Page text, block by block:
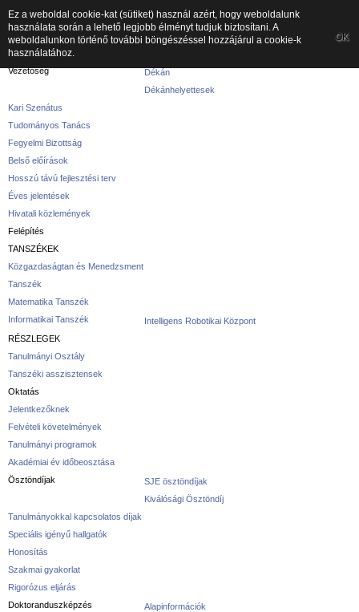
A kar
A karról
Vezetőség
Dékán
Dékánhelyettesek
Kari Szenátus
Tudományos Tanács
Fegyelmi Bizottság
Belső előírások
Hosszú távú fejlesztési terv
Éves jelentések
Hivatali közlemények
Felépítés
TANSZÉKEK
Közgazdaságtan és Menedzsment
Tanszék
Matematika Tanszék
Informatikai Tanszék
Intelligens Robotikai Központ
RÉSZLEGEK
Tanulmányi Osztály
Tanszéki asszisztensek
Oktatás
Jelentkezőknek
Felvételi követelmények
Tanulmányi programok
Akadémiai év időbeosztása
Ösztöndíjak
SJE ösztöndíjak
Kiválósági Ösztöndíj
Tanulmányokkal kapcsolatos díjak
Speciális igényű hallgatók
Honosítás
Szakmai gyakorlat
Rigorózus eljárás
Doktoranduszképzés
Alapinformációk
Ez a weboldal cookie-kat (sütiket) használ azért, hogy weboldalunk
használata során a lehető legjobb élményt tudjuk biztosítani. A
weboldalunkon történő további böngészéssel hozzájárul a cookie-k
használatához.
OK